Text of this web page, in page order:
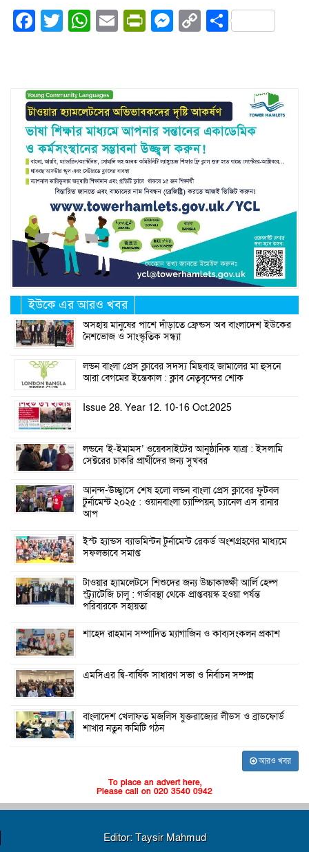
Facebook
Twitter
WhatsApp
EmailPrintFriendly
Messenger
CopyShare
ইউকে এর আরও খবর
অসহায় মানুষের পাশে দাঁড়াতে ফ্রেন্ডস অব বাংলাদেশ ইউকের
নৈশভোজ ও সাংস্কৃতিক সন্ধ্যা
লন্ডন বাংলা প্রেস ক্লাবের সদস্য মিছবাহ জামালের মা হুসনে
আরা বেগমের ইন্তেকাল : ক্লাব নেতৃবৃন্দের শোক
Issue 28. Year 12. 10-16 Oct.2025
লন্ডনে ‘ই-ইমামস’ ওয়েবসাইটের আনুষ্ঠানিক যাত্রা : ইসলামি
সেক্টরের চাকরি প্রার্থীদের জন্য সুখবর
আনন্দ-উচ্ছ্বাসে শেষ হলো লন্ডন বাংলা প্রেস ক্লাবের ফুটবল
টুর্নামেন্ট ২০২৫ : ওয়ানবাংলা চ্যাম্পিয়ন, চ্যানেল এস রানার
আপ
ইস্ট হ্যান্ডস ব্যাডমিন্টন টুর্নামেন্ট রেকর্ড অংশগ্রহণের মাধ্যমে
সফলভাবে সমাপ্ত
টাওয়ার হ্যামলেটসে শিশুদের জন্য উচ্চাকাঙ্ক্ষী আর্লি হেল্প
স্ট্র্যাটেজি চালু : গর্ভাবস্থা থেকে প্রাপ্তবয়স্ক হওয়া পর্যন্ত
পরিবারকে সহায়তা
শাহেদ রাহমান সম্পাদিত ম্যাগাজিন ও কাব্যসংকলন প্রকাশ
এমসিএর দ্বি-বার্ষিক সাধারণ সভা ও নির্বাচন সম্পন্ন
বাংলাদেশ খেলাফত মজলিস যুক্তরাজ্যের লীডস ও ব্রাডফোর্ড
শাখার নতুন কমিটি গঠন
আরও খবর
To place an advert here,
Please call on 020 3540 0942
Editor: Taysir Mahmud